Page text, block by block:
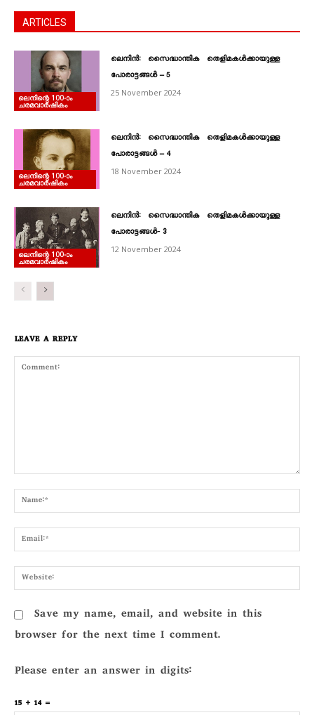
ARTICLES
ലെനിന്റെ 100‐ാം
ചരമവാർഷികം
ലെനിൻ: സെെദ്ധാന്തിക തെളിമകൾക്കായുള്ള
പോരാട്ടങ്ങൾ – 5
25 November 2024
ലെനിന്റെ 100‐ാം
ചരമവാർഷികം
ലെനിൻ: സെെദ്ധാന്തിക തെളിമകൾക്കായുള്ള
പോരാട്ടങ്ങൾ – 4
18 November 2024
ലെനിന്റെ 100‐ാം
ചരമവാർഷികം
ലെനിൻ: സെെദ്ധാന്തിക തെളിമകൾക്കായുള്ള
പോരാട്ടങ്ങൾ‐ 3
12 November 2024
LEAVE A REPLY
Save my name, email, and website in this
browser for the next time I comment.
Please enter an answer in digits:
15 + 14 =